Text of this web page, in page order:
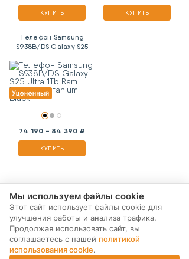
КУПИТЬ КУПИТЬ
Телефон Samsung
S938B/DS Galaxy S25
Titanium Black
74 190 - 84 390 ₽
КУПИТЬ
Мы используем файлы cookie
Этот сайт использует файлы cookie для
улучшения работы и анализа трафика.
Продолжая использовать сайт, вы
соглашаетесь с нашей политикой
использования cookie.